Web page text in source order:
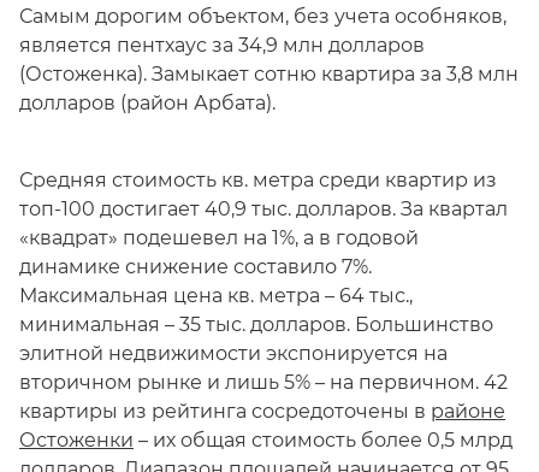
Самым дорогим объектом, без учета особняков,
является пентхаус за 34,9 млн долларов
(Остоженка). Замыкает сотню квартира за 3,8 млн
долларов (район Арбата).
Средняя стоимость кв. метра среди квартир из
топ-100 достигает 40,9 тыс. долларов. За квартал
«квадрат» подешевел на 1%, а в годовой
динамике снижение составило 7%.
Максимальная цена кв. метра – 64 тыс.,
минимальная – 35 тыс. долларов. Большинство
элитной недвижимости экспонируется на
вторичном рынке и лишь 5% – на первичном. 42
квартиры из рейтинга сосредоточены в районе
Остоженки – их общая стоимость более 0,5 млрд